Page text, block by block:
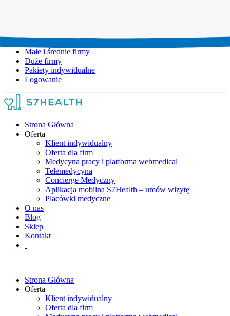
Małe i średnie firmy
Duże firmy
Pakiety indywidualne
Logowanie
Strona Główna
Oferta
Klient indywidualny
Oferta dla firm
Medycyna pracy i platforma webmedical
Telemedycyna
Concierge Medyczny
Aplikacja mobilna S7Health – umów wizytę
Placówki medyczne
O nas
Blog
Sklep
Kontakt
Strona Główna
Oferta
Klient indywidualny
Oferta dla firm